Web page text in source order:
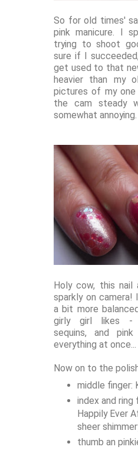
So for old times'
pink manicure. I
trying to shoot
sure if I
get used to that
heavier than my
pictures of my one
the cam steady
somewhat annoying.
Holy cow, this nail
sparkly on
a bit more
girly girl likes -
sequins, and
everything at once...
Now on to the
middle finger:
index and ring
Happily Ever
sheer
thumb an